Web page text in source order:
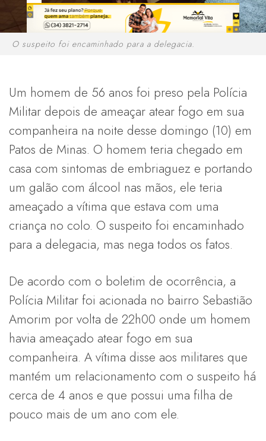
O suspeito foi encaminhado para a delegacia.
Um homem de 56 anos foi preso pela Polícia
Militar depois de ameaçar atear fogo em sua
companheira na noite desse domingo (10) em
Patos de Minas. O homem teria chegado em
casa com sintomas de embriaguez e portando
um galão com álcool nas mãos, ele teria
ameaçado a vítima que estava com uma
criança no colo. O suspeito foi encaminhado
para a delegacia, mas nega todos os fatos.
De acordo com o boletim de ocorrência, a
Polícia Militar foi acionada no bairro Sebastião
Amorim por volta de 22h00 onde um homem
havia ameaçado atear fogo em sua
companheira. A vítima disse aos militares que
mantém um relacionamento com o suspeito há
cerca de 4 anos e que possui uma filha de
pouco mais de um ano com ele.